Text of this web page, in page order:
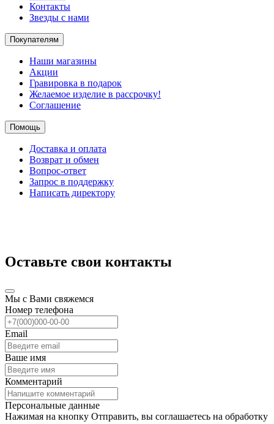
Контакты
Звезды с нами
Покупателям
Наши магазины
Акции
Гравировка в подарок
Желаемое изделие в рассрочку!
Соглашение
Помощь
Доставка и оплата
Возврат и обмен
Вопрос-ответ
Запрос в поддержку
Написать директору
Оставьте свои контакты
Мы с Вами свяжемся
Номер телефона
Email
Ваше имя
Комментарий
Персональные данные
Нажимая на кнопку Отправить, вы соглашаетесь на обработку